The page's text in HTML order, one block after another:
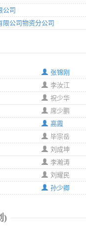
公司
限公司物资分公司
张锦刚
李汝江
祝少华
席少鹏
高霞
毕宗岳
刘成坤
李瀚涛
刘耀民
孙少卿
)